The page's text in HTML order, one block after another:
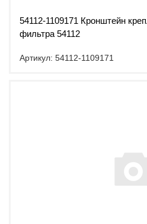
54112-1109171 Кронштейн
фильтра 54112
Артикул: 54112-1109171